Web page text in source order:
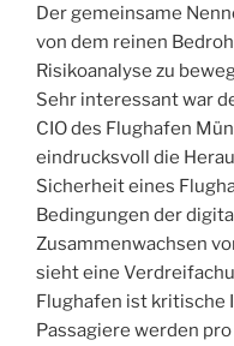
Der gemeinsame
von dem reinen
Risikoanalyse zu
Sehr interessant war
CIO des Flughafen
eindrucksvoll die
Sicherheit eines
Bedingungen der
Zusammenwachsen
sieht eine
Flughafen ist kritische
Passagiere werden